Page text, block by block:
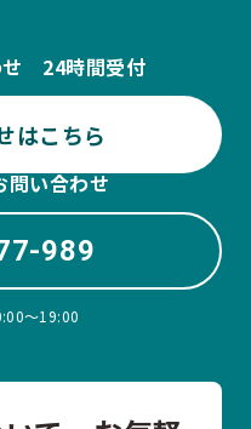
せ 24時間受付
はこちら
問い合わせ
989
〜19:00